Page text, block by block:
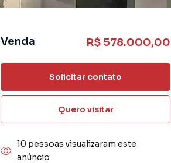
Venda R$ 578.000,00
Solicitar contato
Quero visitar
10 pessoas visualizaram este
anúncio